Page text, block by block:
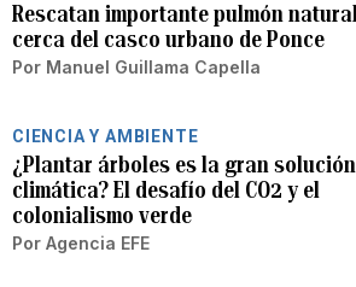
Rescatan importante pulmón natural
cerca del casco urbano de Ponce
Por Manuel Guillama Capella
CIENCIA Y AMBIENTE
¿Plantar árboles es la gran solución
climática? El desafío del CO2 y el
colonialismo verde
Por Agencia EFE